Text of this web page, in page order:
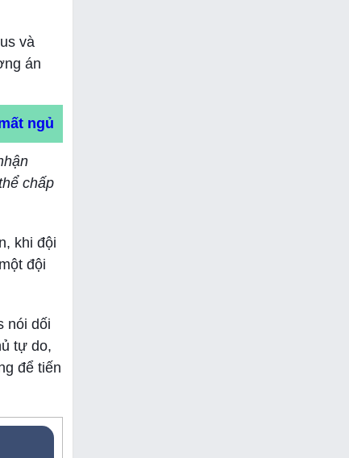
và
án
ngủ
chấp
khi đội
đội
nói dối
tự do,
để tiến